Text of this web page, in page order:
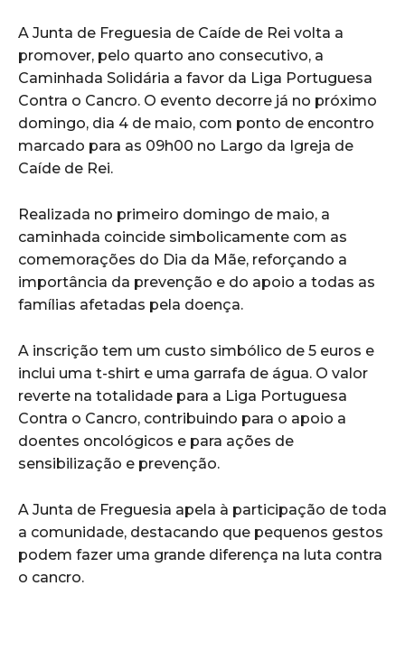
A Junta de Freguesia de Caíde de Rei volta a
promover, pelo quarto ano consecutivo, a
Caminhada Solidária a favor da Liga Portuguesa
Contra o Cancro. O evento decorre já no próximo
domingo, dia 4 de maio, com ponto de encontro
marcado para as 09h00 no Largo da Igreja de
Caíde de Rei.
Realizada no primeiro domingo de maio, a
caminhada coincide simbolicamente com as
comemorações do Dia da Mãe, reforçando a
importância da prevenção e do apoio a todas as
famílias afetadas pela doença.
A inscrição tem um custo simbólico de 5 euros e
inclui uma t-shirt e uma garrafa de água. O valor
reverte na totalidade para a Liga Portuguesa
Contra o Cancro, contribuindo para o apoio a
doentes oncológicos e para ações de
sensibilização e prevenção.
A Junta de Freguesia apela à participação de toda
a comunidade, destacando que pequenos gestos
podem fazer uma grande diferença na luta contra
o cancro.